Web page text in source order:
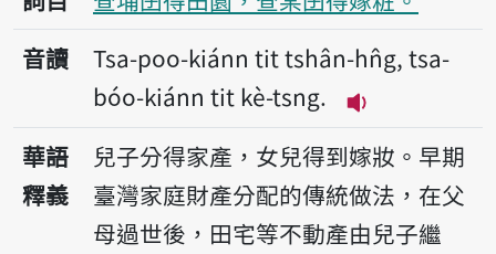
音讀
Tsa-poo-kiánn tit tshân-hn̂g, tsa-
bóo-kiánn tit kè-tsng.
播放音讀
華語
釋義
兒子分得家產，女兒得到嫁妝。早期
臺灣家庭財產分配的傳統做法，在父
母過世後，田宅等不動產由兒子繼